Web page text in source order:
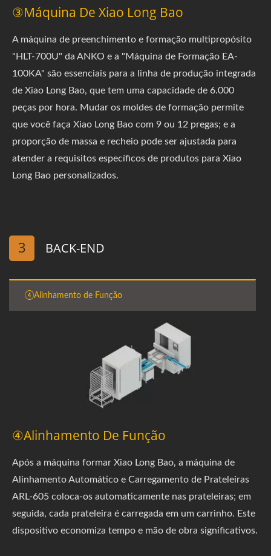
③Máquina De Xiao Long Bao
A máquina de preenchimento e formação multipropósito
"HLT-700U" da ANKO e a "Máquina de Formação EA-
100KA" são essenciais para a linha de produção integrada
de Xiao Long Bao, que tem uma capacidade de 6.000
peças por hora. Mudar os moldes de formação permite
que você faça Xiao Long Bao com 9 ou 12 pregas; e a
proporção de massa e recheio pode ser ajustada para
atender a requisitos específicos de produtos para Xiao
Long Bao personalizados.
3 BACK-END
④Alinhamento de Função
④Alinhamento De Função
Após a máquina formar Xiao Long Bao, a máquina de
Alinhamento Automático e Carregamento de Prateleiras
ARL-605 coloca-os automaticamente nas prateleiras; em
seguida, cada prateleira é carregada em um carrinho. Este
dispositivo economiza tempo e mão de obra significativos.